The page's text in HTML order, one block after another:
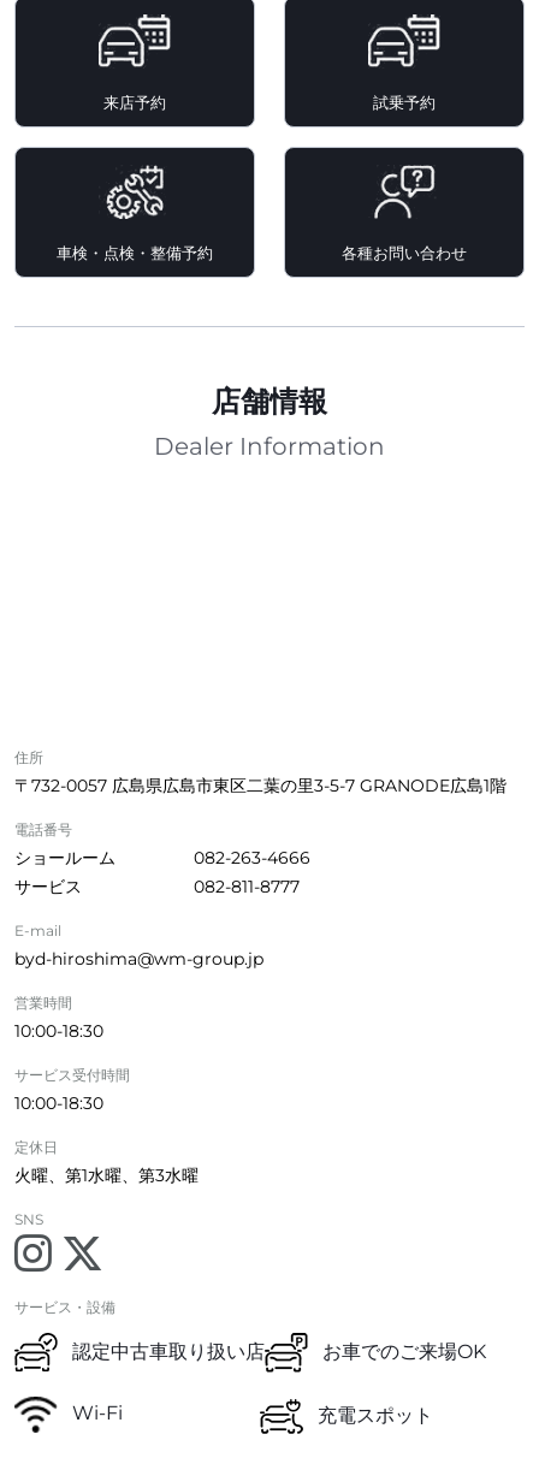
来店予約 試乗予約
車検・点検・整備予約 各種お問い合わせ
店舗情報
Dealer Information
住所
〒732-0057 広島県広島市東区二葉の里3-5-7 GRANODE広島1階
電話番号
ショールーム
082-263-4666
サービス
082-811-8777
E-mail
byd-hiroshima@wm-group.jp
営業時間
10:00-18:30
サービス受付時間
10:00-18:30
定休日
火曜、第1水曜、第3水曜
SNS
サービス・設備
認定中古車取り扱い店 お車でのご来場OK
Wi-Fi 充電スポット